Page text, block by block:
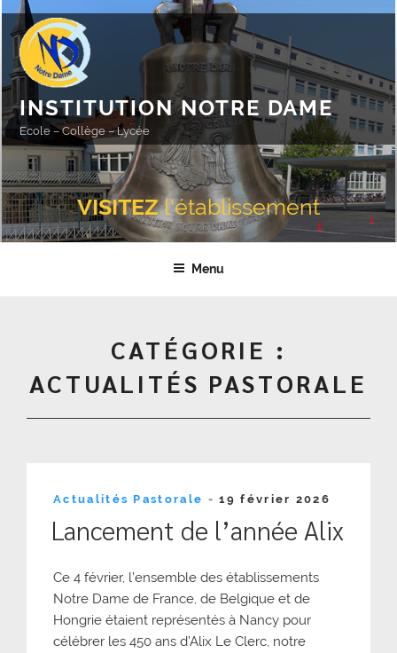
Aller
au
contenu
principal
VISITEZl'établissement
INSTITUTION NOTRE DAME
Ecole – Collège – Lycée
Menu
CATÉGORIE :
ACTUALITÉS PASTORALE
Actualités Pastorale -Publié
19 février 2026
Lancement de l’année Alix
Ce 4 février, l’ensemble des établissements
Notre Dame de France, de Belgique et de
Hongrie étaient représentés à Nancy pour
célébrer les 450 ans d’Alix Le Clerc, notre